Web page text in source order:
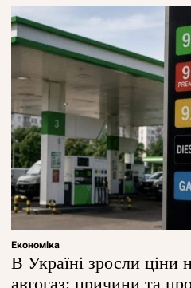
Економіка
В Україні зросли ціни
автогаз: причини та